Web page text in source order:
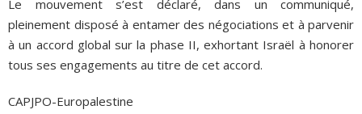
Le mouvement s’est déclaré, dans un communiqué,
pleinement disposé à entamer des négociations et à parvenir
à un accord global sur la phase II, exhortant Israël à honorer
tous ses engagements au titre de cet accord.
CAPJPO-Europalestine